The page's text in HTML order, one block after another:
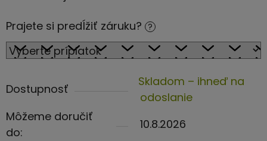
Prajete si predĺžiť záruku? ?
Dostupnosť
Skladom – ihneď na
odoslanie
Môžeme doručiť
do:
10.8.2026